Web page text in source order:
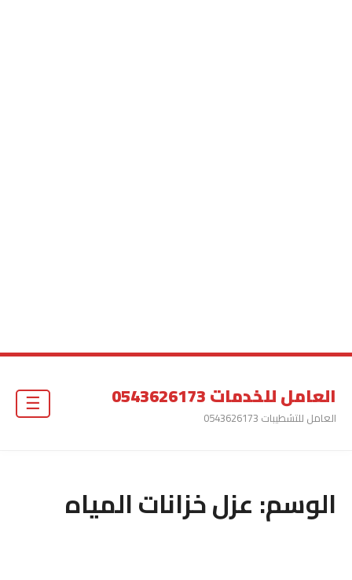
العامل للخدمات 0543626173
العامل للتشطيبات 0543626173
الوسم:عزل خزانات المياه